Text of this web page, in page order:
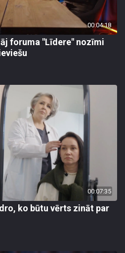
00:04:18
foruma "Līdere" nozīmi
00:07:35
ko būtu vērts zināt par